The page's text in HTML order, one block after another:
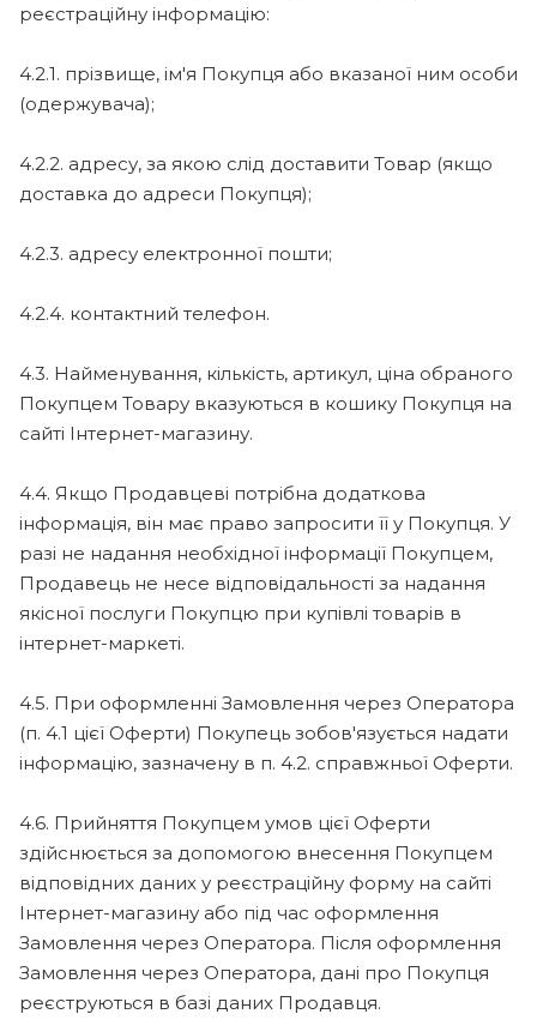
реєстраційну інформацію:
4.2.1. прізвище, ім'я Покупця або вказаної ним особи
(одержувача);
4.2.2. адресу, за якою слід доставити Товар (якщо
доставка до адреси Покупця);
4.2.3. адресу електронної пошти;
4.2.4. контактний телефон.
4.3. Найменування, кількість, артикул, ціна обраного
Покупцем Товару вказуються в кошику Покупця на
сайті Інтернет-магазину.
4.4. Якщо Продавцеві потрібна додаткова
інформація, він має право запросити її у Покупця. У
разі не надання необхідної інформації Покупцем,
Продавець не несе відповідальності за надання
якісної послуги Покупцю при купівлі товарів в
інтернет-маркеті.
4.5. При оформленні Замовлення через Оператора
(п. 4.1 цієї Оферти) Покупець зобов'язується надати
інформацію, зазначену в п. 4.2. справжньої Оферти.
4.6. Прийняття Покупцем умов цієї Оферти
здійснюється за допомогою внесення Покупцем
відповідних даних у реєстраційну форму на сайті
Інтернет-магазину або під час оформлення
Замовлення через Оператора. Після оформлення
Замовлення через Оператора, дані про Покупця
реєструються в базі даних Продавця.